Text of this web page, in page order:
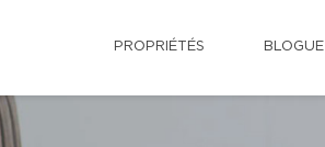
PROPRIÉTÉS BLOGUE